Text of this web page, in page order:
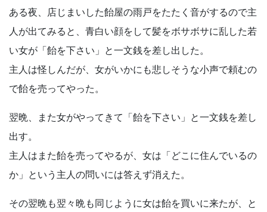
ある夜、店じまいした飴屋の雨戸をたたく音がするので主
人が出てみると、青白い顔をして髪をボサボサに乱した若
い女が「飴を下さい」と一文銭を差し出した。
主人は怪しんだが、女がいかにも悲しそうな小声で頼むの
で飴を売ってやった。
翌晩、また女がやってきて「飴を下さい」と一文銭を差し
出す。
主人はまた飴を売ってやるが、女は「どこに住んでいるの
か」という主人の問いには答えず消えた。
その翌晩も翌々晩も同じように女は飴を買いに来たが、と